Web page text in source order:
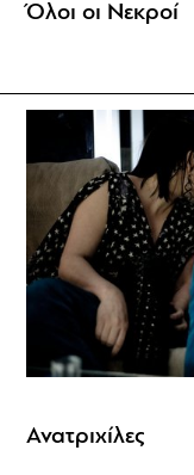
Όλοι οι Νεκροί
Ανατριχίλες